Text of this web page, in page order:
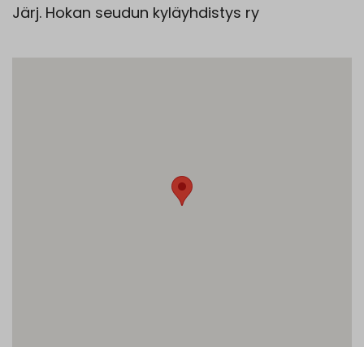
Järj. Hokan seudun kyläyhdistys ry